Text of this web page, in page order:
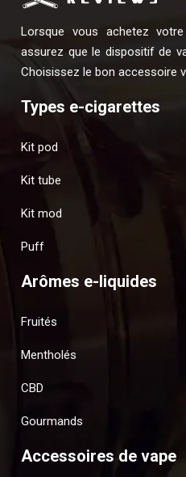
Lorsque vous achetez
assurez que le dispositif de
Choisissez le bon accessoire
Types e-cigarettes
Kit pod
Kit tube
Kit mod
Puff
Arômes e-liquides
Fruités
Mentholés
CBD
Gourmands
Accessoires de vape